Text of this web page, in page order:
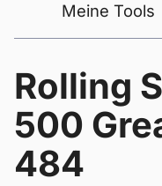
Meine Tools
Rolling
500
484